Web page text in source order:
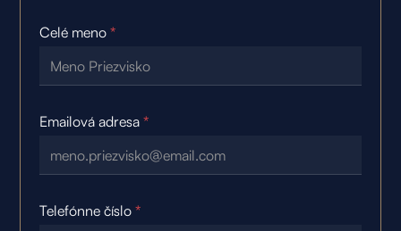
Celé meno *
Emailová adresa *
Telefónne číslo *